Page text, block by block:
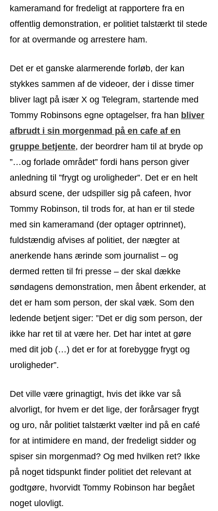
kameramand for fredeligt at rapportere fra en
offentlig demonstration, er politiet talstærkt til stede
for at overmande og arrestere ham.
Det er et ganske alarmerende forløb, der kan
stykkes sammen af de videoer, der i disse timer
bliver lagt på især X og Telegram, startende med
Tommy Robinsons egne optagelser, fra han bliver
afbrudt i sin morgenmad på en cafe af en
gruppe betjente, der beordrer ham til at bryde op
”…og forlade området” fordi hans person giver
anledning til ”frygt og uroligheder”. Det er en helt
absurd scene, der udspiller sig på cafeen, hvor
Tommy Robinson, til trods for, at han er til stede
med sin kameramand (der optager optrinnet),
fuldstændig afvises af politiet, der nægter at
anerkende hans ærinde som journalist – og
dermed retten til fri presse – der skal dække
søndagens demonstration, men åbent erkender, at
det er ham som person, der skal væk. Som den
ledende betjent siger: ”Det er dig som person, der
ikke har ret til at være her. Det har intet at gøre
med dit job (…) det er for at forebygge frygt og
uroligheder”.
Det ville være grinagtigt, hvis det ikke var så
alvorligt, for hvem er det lige, der forårsager frygt
og uro, når politiet talstærkt vælter ind på en café
for at intimidere en mand, der fredeligt sidder og
spiser sin morgenmad? Og med hvilken ret? Ikke
på noget tidspunkt finder politiet det relevant at
godtgøre, hvorvidt Tommy Robinson har begået
noget ulovligt.